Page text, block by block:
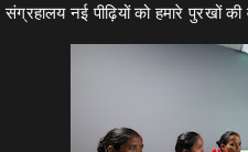
संग्रहालय नई पीढ़ियों को हमारे पुरखों